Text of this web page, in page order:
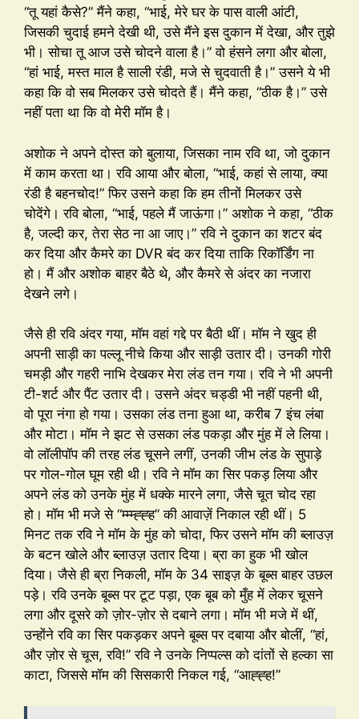
“तू यहां कैसे?” मैंने कहा, “भाई, मेरे घर के पास वाली आंटी,
जिसकी चुदाई हमने देखी थी, उसे मैंने इस दुकान में देखा, और तुझे
भी। सोचा तू आज उसे चोदने वाला है।” वो हंसने लगा और बोला,
“हां भाई, मस्त माल है साली रंडी, मजे से चुदवाती है।” उसने ये भी
कहा कि वो सब मिलकर उसे चोदते हैं। मैंने कहा, “ठीक है।” उसे
नहीं पता था कि वो मेरी मॉम है।
अशोक ने अपने दोस्त को बुलाया, जिसका नाम रवि था, जो दुकान
में काम करता था। रवि आया और बोला, “भाई, कहां से लाया, क्या
रंडी है बहनचोद!” फिर उसने कहा कि हम तीनों मिलकर उसे
चोदेंगे। रवि बोला, “भाई, पहले मैं जाऊंगा।” अशोक ने कहा, “ठीक
है, जल्दी कर, तेरा सेठ ना आ जाए।” रवि ने दुकान का शटर बंद
कर दिया और कैमरे का DVR बंद कर दिया ताकि रिकॉर्डिंग ना
हो। मैं और अशोक बाहर बैठे थे, और कैमरे से अंदर का नजारा
देखने लगे।
जैसे ही रवि अंदर गया, मॉम वहां गद्दे पर बैठी थीं। मॉम ने खुद ही
अपनी साड़ी का पल्लू नीचे किया और साड़ी उतार दी। उनकी गोरी
चमड़ी और गहरी नाभि देखकर मेरा लंड तन गया। रवि ने भी अपनी
टी-शर्ट और पैंट उतार दी। उसने अंदर चड्डी भी नहीं पहनी थी,
वो पूरा नंगा हो गया। उसका लंड तना हुआ था, करीब 7 इंच लंबा
और मोटा। मॉम ने झट से उसका लंड पकड़ा और मुंह में ले लिया।
वो लॉलीपॉप की तरह लंड चूसने लगीं, उनकी जीभ लंड के सुपाड़े
पर गोल-गोल घूम रही थी। रवि ने मॉम का सिर पकड़ लिया और
अपने लंड को उनके मुंह में धक्के मारने लगा, जैसे चूत चोद रहा
हो। मॉम भी मजे से “म्म्म्ह्ह्ह” की आवाज़ें निकाल रही थीं। 5
मिनट तक रवि ने मॉम के मुंह को चोदा, फिर उसने मॉम की ब्लाउज़
के बटन खोले और ब्लाउज़ उतार दिया। ब्रा का हुक भी खोल
दिया। जैसे ही ब्रा निकली, मॉम के 34 साइज़ के बूब्स बाहर उछल
पड़े। रवि उनके बूब्स पर टूट पड़ा, एक बूब को मुँह में लेकर चूसने
लगा और दूसरे को ज़ोर-ज़ोर से दबाने लगा। मॉम भी मजे में थीं,
उन्होंने रवि का सिर पकड़कर अपने बूब्स पर दबाया और बोलीं, “हां,
और ज़ोर से चूस, रवि!” रवि ने उनके निप्पल्स को दांतों से हल्का सा
काटा, जिससे मॉम की सिसकारी निकल गई, “आह्ह्ह!”